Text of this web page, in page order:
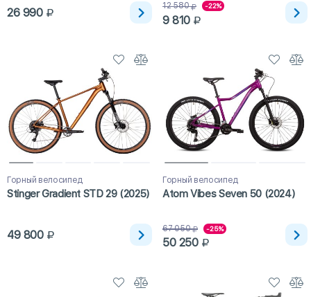
26 990
12 580 -22%
9 810
Горный велосипед
Stinger Gradient STD 29 (2025)
49 800
Горный велосипед
Atom Vibes Seven 50 (2024)
67 050 -25%
50 250